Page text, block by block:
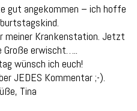
gut angekommen – ich hoffe
meiner Krankenstation. Jetzt
Große erwischt…..
wünsch ich euch!
JEDES Kommentar ;-).
Tina